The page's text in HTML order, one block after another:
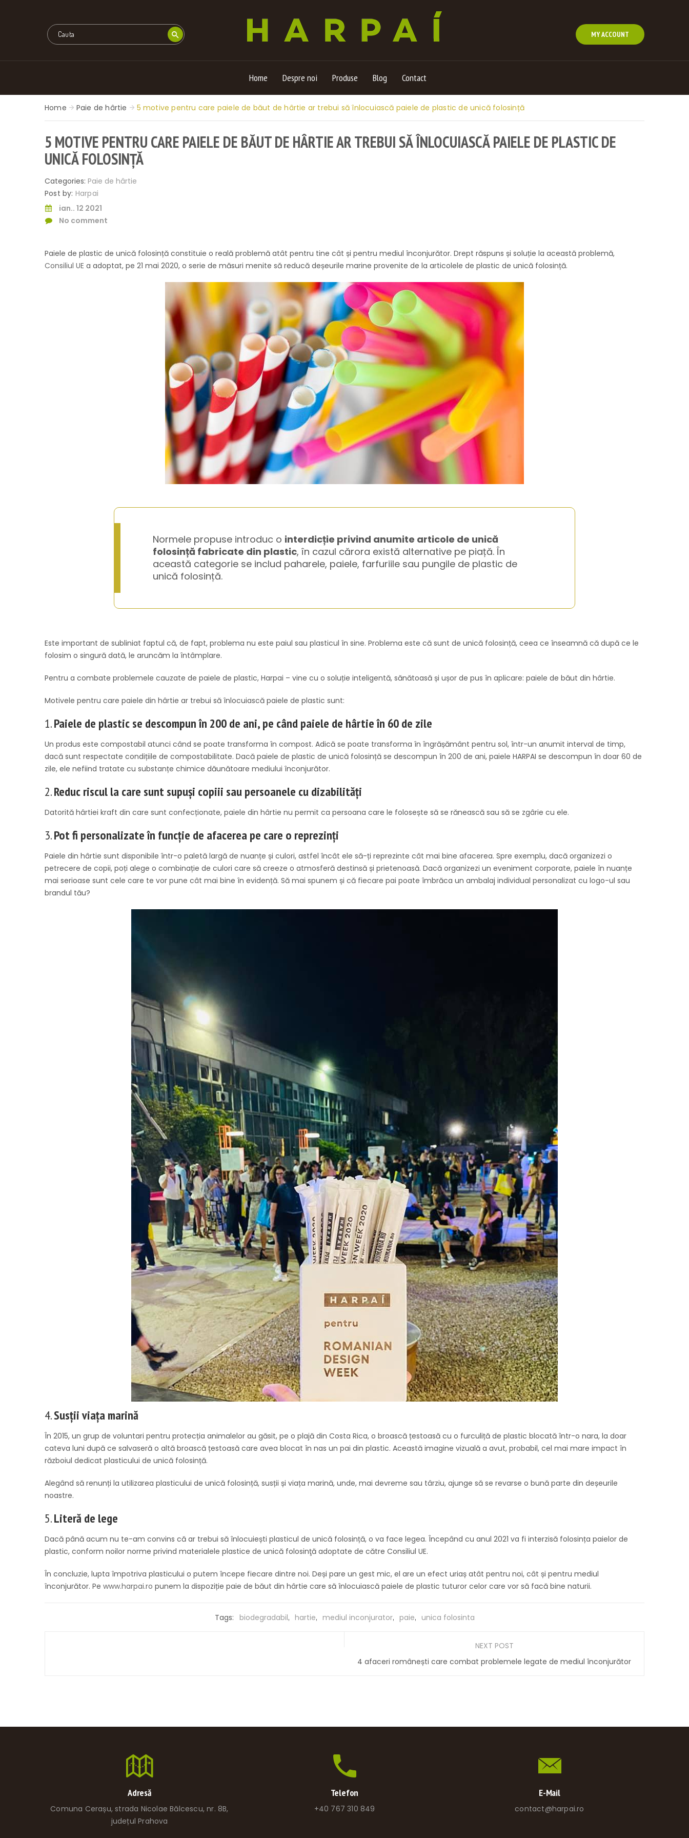
MY ACCOUNT
Home Despre noi Produse Blog Contact
Home Paie de hârtie 5 motive pentru care paiele de băut de hârtie ar trebui să înlocuiască paiele de plastic de unică folosință
5 MOTIVE PENTRU CARE PAIELE DE BĂUT DE HÂRTIE AR TREBUI SĂ ÎNLOCUIASCĂ PAIELE DE PLASTIC DE
UNICĂ FOLOSINȚĂ
Categories: Paie de hârtie
Post by: Harpai
ian.. 12 2021
No comment
Paiele de plastic de unică folosință constituie o reală problemă atât pentru tine cât și pentru mediul înconjurător. Drept răspuns și soluție la această problemă,
Consiliul UE a adoptat, pe 21 mai 2020, o serie de măsuri menite să reducă deșeurile marine provenite de la articolele de plastic de unică folosință.
Normele propuse introduc o interdicție privind anumite articole de unică
folosință fabricate din plastic, în cazul cărora există alternative pe piață. În
această categorie se includ paharele, paiele, farfuriile sau pungile de plastic de
unică folosință.
Este important de subliniat faptul că, de fapt, problema nu este paiul sau plasticul în sine. Problema este că sunt de unică folosință, ceea ce înseamnă că după ce le
folosim o singură dată, le aruncăm la întâmplare.
Pentru a combate problemele cauzate de paiele de plastic, Harpai – vine cu o soluție inteligentă, sănătoasă și ușor de pus în aplicare: paiele de băut din hârtie.
Motivele pentru care paiele din hârtie ar trebui să înlocuiască paiele de plastic sunt:
1.Paiele de plastic se descompun în 200 de ani, pe când paiele de hârtie în 60 de zile
Un produs este compostabil atunci când se poate transforma în compost. Adică se poate transforma în îngrășământ pentru sol, într-un anumit interval de timp,
dacă sunt respectate condițiile de compostabilitate. Dacă paiele de plastic de unică folosință se descompun în 200 de ani, paiele HARPAI se descompun în doar 60 de
zile, ele nefiind tratate cu substanțe chimice dăunătoare mediului înconjurător.
2.Reduc riscul la care sunt supuși copiii sau persoanele cu dizabilități
Datorită hârtiei kraft din care sunt confecționate, paiele din hârtie nu permit ca persoana care le folosește să se rănească sau să se zgârie cu ele.
3.Pot fi personalizate în funcție de afacerea pe care o reprezinți
Paiele din hârtie sunt disponibile într-o paletă largă de nuanțe și culori, astfel încât ele să-ți reprezinte cât mai bine afacerea. Spre exemplu, dacă organizezi o
petrecere de copii, poți alege o combinație de culori care să creeze o atmosferă destinsă și prietenoasă. Dacă organizezi un eveniment corporate, paiele în nuanțe
mai serioase sunt cele care te vor pune cât mai bine în evidență. Să mai spunem și că fiecare pai poate îmbrăca un ambalaj individual personalizat cu logo-ul sau
brandul tău?
4.Susții viața marină
În 2015, un grup de voluntari pentru protecția animalelor au găsit, pe o plajă din Costa Rica, o broască țestoasă cu o furculiță de plastic blocată într-o nara, la doar
cateva luni după ce salvaseră o altă broască țestoasă care avea blocat în nas un pai din plastic. Această imagine vizuală a avut, probabil, cel mai mare impact în
războiul dedicat plasticului de unică folosință.
Alegând să renunți la utilizarea plasticului de unică folosință, susții și viața marină, unde, mai devreme sau târziu, ajunge să se revarse o bună parte din deșeurile
noastre.
5.Literă de lege
Dacă până acum nu te-am convins că ar trebui să înlocuiești plasticul de unică folosință, o va face legea. Începând cu anul 2021 va fi interzisă folosința paielor de
plastic, conform noilor norme privind materialele plastice de unică folosinţă adoptate de către Consiliul UE.
În concluzie, lupta împotriva plasticului o putem începe fiecare dintre noi. Deși pare un gest mic, el are un efect uriaș atât pentru noi, cât și pentru mediul
înconjurător. Pe www.harpai.ro punem la dispoziție paie de băut din hârtie care să înlocuiască paiele de plastic tuturor celor care vor să facă bine naturii.
Tags: biodegradabil, hartie, mediul inconjurator, paie, unica folosinta
NEXT POST
4 afaceri românești care combat problemele legate de mediul înconjurător
Adresă
Comuna Cerașu, strada Nicolae Bălcescu, nr. 8B,
județul Prahova
Telefon
+40 767 310 849
E-Mail
contact@harpai.ro